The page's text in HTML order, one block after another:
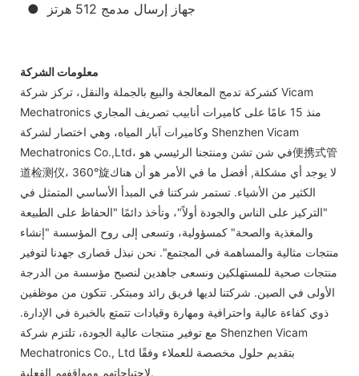
● جهاز إرسال مدمج 512 هرتز
معلومات الشركة
كشركة تدمج المعالجة والبيع بالجملة والنقل، تركز شركة Vicam
Mechatronics منذ 15 عامًا على كاميرات أنابيب تصريف المجاري
وكاميرات آبار المياه، وهي اختصار لشركة Shenzhen Vicam
Mechatronics Co.,Ltd، في شن تشن ومنتجنا الرئيسي هو便携式管
道检测仪، 360°旋لا يوجد أي مشكلة, أفضل ما في الأمر هو أن هناك
الكثير من الأشياء. تستمر شركتنا في المبدأ الأساسي المتمثل في
"التركيز على الناس والجودة أولاً"، وتأخذ دائمًا "الحفاظ على الطبيعة
والمغذية والصحة" كمسؤولية، وتسعى إلى روح المؤسسة "إنشاء
منتجات مثالية والمساهمة في المجتمع". نحن نبذل قصارى جهدنا لتوفير
منتجات صحية للمستهلكين ونسعى جاهدين لنصبح مؤسسة من الدرجة
الأولى في الصين. شركتنا لديها فريق رائد ومبتكر. تتكون من موظفين
ذوي كفاءة عالية واحترافية ومهارة وقيادات تتمتع بالخبرة في الإدارة.
مع توفير منتجات عالية الجودة، تلتزم شركة Shenzhen Vicam
Mechatronics Co., Ltd بتقديم حلول مخصصة للعملاء وفقًا
لاحتياجاتهم ومواقفهم الفعلية.